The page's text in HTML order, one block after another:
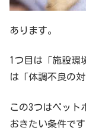
あります。
1つ目は「施設環
は「体調不良の対
この3つはペット
おきたい条件です